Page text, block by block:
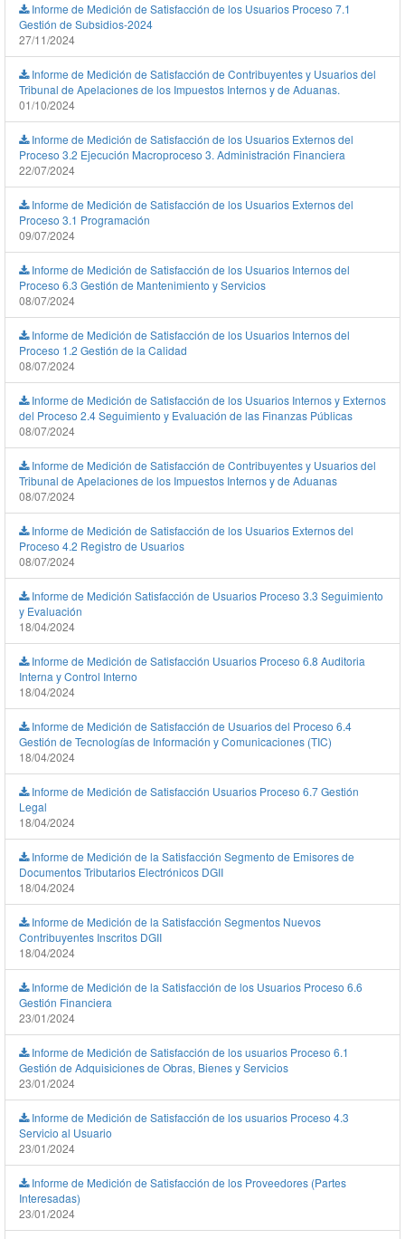
Informe de Medición de Satisfacción de los Usuarios Proceso 7.1
Gestión de Subsidios-2024
27/11/2024
Informe de Medición de Satisfacción de Contribuyentes y Usuarios del
Tribunal de Apelaciones de los Impuestos Internos y de Aduanas.
01/10/2024
Informe de Medición de Satisfacción de los Usuarios Externos del
Proceso 3.2 Ejecución Macroproceso 3. Administración Financiera
22/07/2024
Informe de Medición de Satisfacción de los Usuarios Externos del
Proceso 3.1 Programación
09/07/2024
Informe de Medición de Satisfacción de los Usuarios Internos del
Proceso 6.3 Gestión de Mantenimiento y Servicios
08/07/2024
Informe de Medición de Satisfacción de los Usuarios Internos del
Proceso 1.2 Gestión de la Calidad
08/07/2024
Informe de Medición de Satisfacción de los Usuarios Internos y Externos
del Proceso 2.4 Seguimiento y Evaluación de las Finanzas Públicas
08/07/2024
Informe de Medición de Satisfacción de Contribuyentes y Usuarios del
Tribunal de Apelaciones de los Impuestos Internos y de Aduanas
08/07/2024
Informe de Medición de Satisfacción de los Usuarios Externos del
Proceso 4.2 Registro de Usuarios
08/07/2024
Informe de Medición Satisfacción de Usuarios Proceso 3.3 Seguimiento
y Evaluación
18/04/2024
Informe de Medición de Satisfacción Usuarios Proceso 6.8 Auditoria
Interna y Control Interno
18/04/2024
Informe de Medición de Satisfacción de Usuarios del Proceso 6.4
Gestión de Tecnologías de Información y Comunicaciones (TIC)
18/04/2024
Informe de Medición de Satisfacción Usuarios Proceso 6.7 Gestión
Legal
18/04/2024
Informe de Medición de la Satisfacción Segmento de Emisores de
Documentos Tributarios Electrónicos DGII
18/04/2024
Informe de Medición de la Satisfacción Segmentos Nuevos
Contribuyentes Inscritos DGII
18/04/2024
Informe de Medición de la Satisfacción de los Usuarios Proceso 6.6
Gestión Financiera
23/01/2024
Informe de Medición de Satisfacción de los usuarios Proceso 6.1
Gestión de Adquisiciones de Obras, Bienes y Servicios
23/01/2024
Informe de Medición de Satisfacción de los usuarios Proceso 4.3
Servicio al Usuario
23/01/2024
Informe de Medición de Satisfacción de los Proveedores (Partes
Interesadas)
23/01/2024